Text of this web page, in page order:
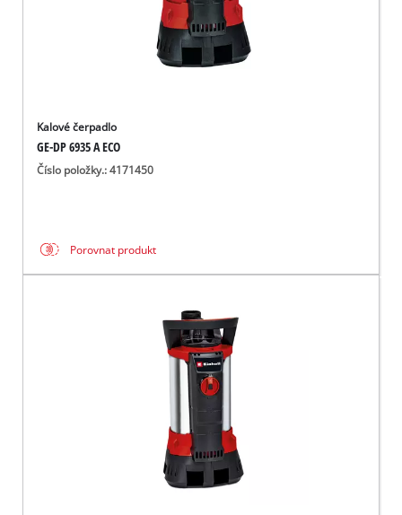
Kalové čerpadlo
GE-DP 6935 A ECO
Číslo položky.: 4171450
Porovnat produkt